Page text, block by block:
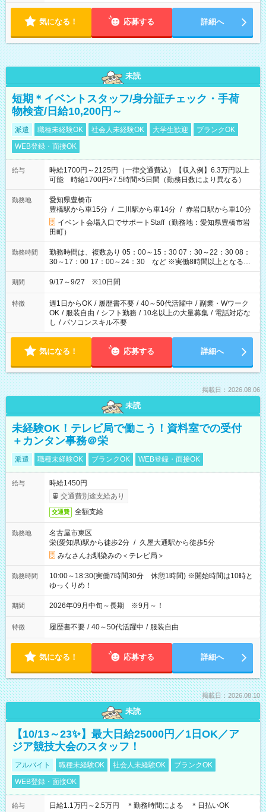
気になる！ 応募する 詳細へ
未読
短期＊イベントスタッフ/身分証チェック・手荷
物検査/日給10,200円～
派遣 職種未経験OK 社会人未経験OK 大学生歓迎
ブランクOK
WEB登録・面接OK
給与
時給1700円～2125円（一律交通費込）【収入例】6.3万円以上
可能 時給1700円×7.5時間×5日間（勤務日数により異なる）
勤務地
愛知県豊橋市
豊橋駅から車15分 / 二川駅から車14分 / 赤岩口駅から車10分
イベント会場入口でサポートStaff（勤務地：愛知県豊橋市岩
田町）
勤務時間
勤務時間は、複数あり 05：00～15：30 07：30～22：30 08：
30～17：00 17：00～24：30 など ※実働8時間以上となる勤
務もあります。 【休憩】60分+他休憩あり 交替で取得します。
安全面に配慮しこまめな休憩があります。
期間 9/17～9/27 ※10日間
特徴 週1日からOK / 履歴書不要 / 40～50代活躍中 / 副業・Wワーク
OK / 服装自由 / シフト勤務 / 10名以上の大量募集 / 電話対応な
し / パソコンスキル不要
気になる！ 応募する 詳細へ
掲載日：2026.08.06
未読
未経験OK！テレビ局で働こう！資料室での受付
＋カンタン事務＠栄
派遣 職種未経験OK ブランクOK WEB登録・面接OK
給与
時給1450円
交通費別途支給あり
交通費 全額支給
勤務地
名古屋市東区
栄(愛知県)駅から徒歩2分 / 久屋大通駅から徒歩5分
みなさんお馴染みの＜テレビ局＞
勤務時間
10:00～18:30(実働7時間30分 休憩1時間) ※開始時間は10時と
ゆっくりめ！
期間 2026年09月中旬～長期 ※9月～！
特徴 履歴書不要 / 40～50代活躍中 / 服装自由
気になる！ 応募する 詳細へ
掲載日：2026.08.10
未読
【10/13～23✨】最大日給25000円／1日OK／ア
ジア競技大会のスタッフ！
アルバイト 職種未経験OK 社会人未経験OK
ブランクOK
WEB登録・面接OK
給与 日給1.1万円～2.5万円 ＊勤務時間による ＊日払いOK